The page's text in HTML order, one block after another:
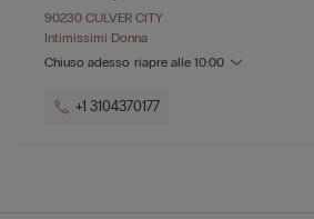
90230 CULVER CITY
Intimissimi Donna
Chiuso adesso riapre alle 10:00
+1 3104370177